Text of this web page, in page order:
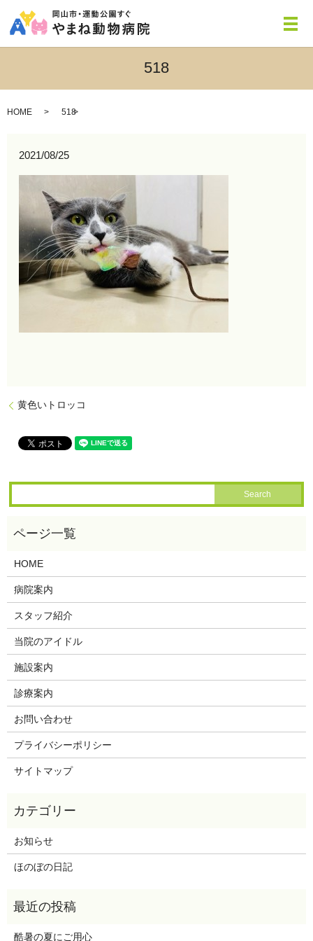
メ
518
HOME 518
2021/08/25
黄色いトロッコ
HOME
病院案内
スタッフ紹介
当院のアイドル
施設案内
診療案内
お問い合わせ
プライバシーポリシー
サイトマップ
お知らせ
ほのぼの日記
酷暑の夏にご用心